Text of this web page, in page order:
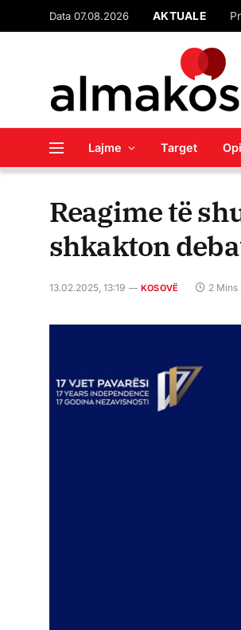
Data 07.08.2026 AKTUALE
Lajme Target
Reagime të
shkakton
13.02.2025, 13:19 KOSOVË 2 Mins